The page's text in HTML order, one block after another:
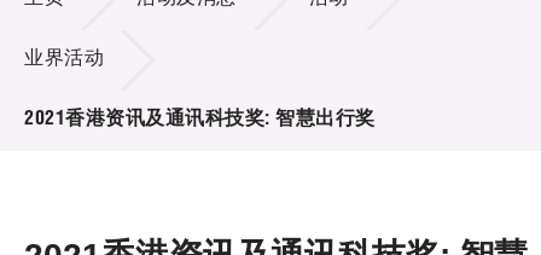
项目及资助计划
业界活动
2021香港资讯及通讯科技奖: 智慧出行奖